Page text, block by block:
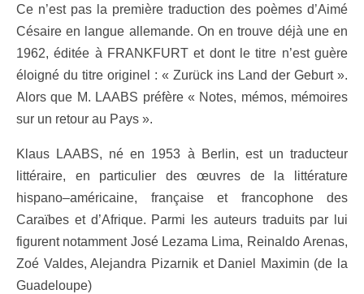
Ce n’est pas la première traduction des poèmes d’Aimé
Césaire en langue allemande. On en trouve déjà une en
1962, éditée à FRANKFURT et dont le titre n’est guère
éloigné du titre originel : « Zurück ins Land der Geburt ».
Alors que M. LAABS préfère « Notes, mémos, mémoires
sur un retour au Pays ».
Klaus LAABS, né en 1953 à Berlin, est un traducteur
littéraire, en particulier des œuvres de la
littérature
hispano–américaine, française et francophone
des
Caraïbes et d’Afrique. Parmi les auteurs traduits par
lui
figurent notamment José Lezama Lima, Reinaldo Arenas,
Zoé Valdes,Alejandra Pizarnik et Daniel Maximin (de la
Guadeloupe)